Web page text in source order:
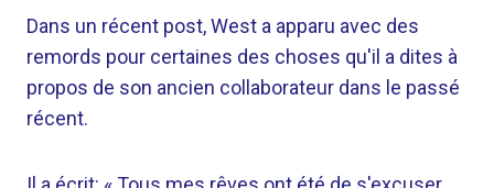
Dans un récent post, West a apparu avec des
remords pour certaines des choses qu'il a dites à
propos de son ancien collaborateur dans le passé
récent.